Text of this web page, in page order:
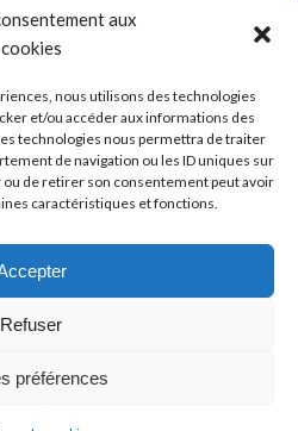
aux
cookies
nous utilisons des technologies
et/ou accéder aux informations des
technologies nous permettra de traiter
de navigation ou les ID uniques sur
ou de retirer son consentement peut avoir
caractéristiques et fonctions.
Refuser
préférences